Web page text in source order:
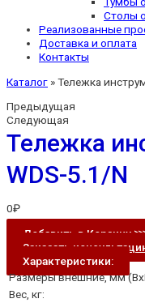
Столы
Реализованные
Доставка и оплата
Контакты
Каталог »Тележка
Предыдущая
Следующая
Тележка
WDS-5.1/N
0₽
Добавить в Корзину
Заказать
Характеристики:
Размеры внешние, мм
Вес, кг: